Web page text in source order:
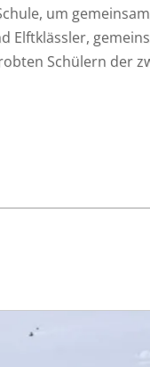
um
Elft­kläss­ler,
Schü­lern der